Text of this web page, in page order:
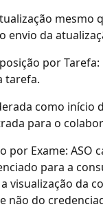
mesmo
envio da
por
tarefa.
como início
para o
por Exame:
para a
visualização da
não do